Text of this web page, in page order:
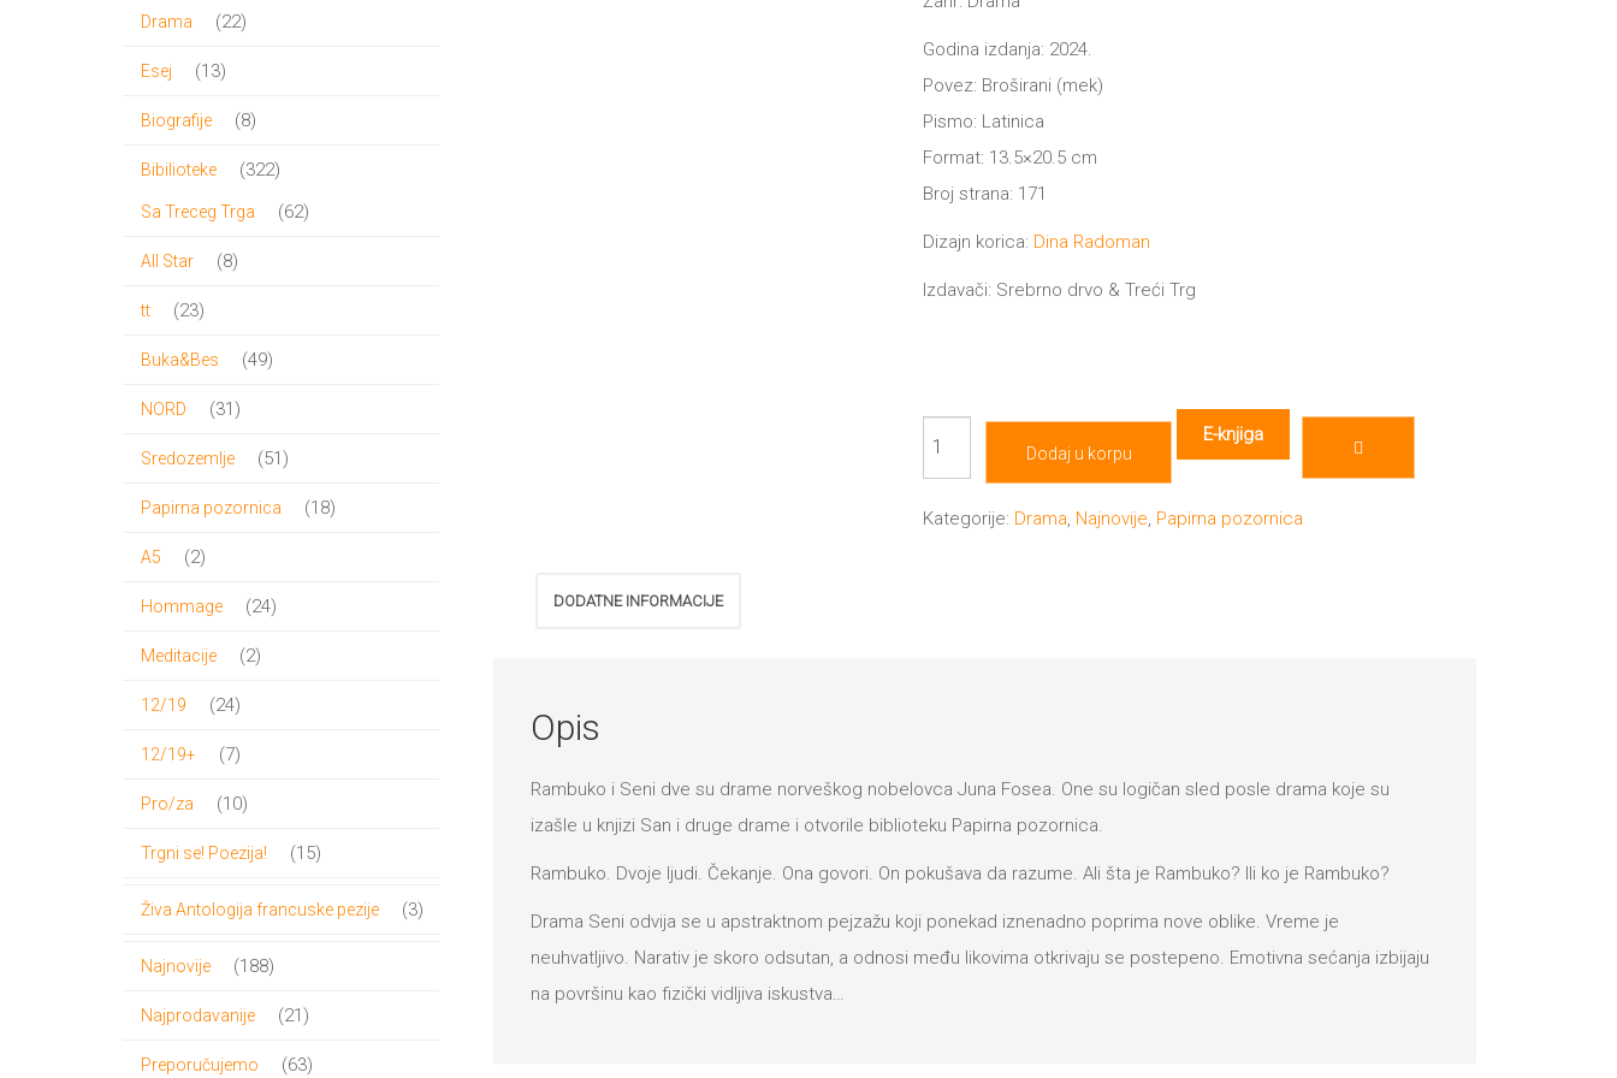
Godina izdanja: 2024.
Povez: Broširani (mek)
Pismo: Latinica
Format: 13.5×20.5 cm
Broj strana: 171
Dizajn korica: Dina Radoman
Izdavači: Srebrno drvo & Treći Trg
Dodaj u korpu
E-knjiga
Kategorije: Drama, Najnovije, Papirna pozornica
DODATNE INFORMACIJE
Opis
Rambuko i Seni dve su drame norveškog nobelovca Juna Fosea. One su logičan sled posle drama koje su
izašle u knjizi San i druge drame i otvorile biblioteku Papirna pozornica.
Rambuko. Dvoje ljudi. Čekanje. Ona govori. On pokušava da razume. Ali šta je Rambuko? Ili ko je Rambuko?
Drama Seni odvija se u apstraktnom pejzažu koji ponekad iznenadno poprima nove oblike. Vreme je
neuhvatljivo. Narativ je skoro odsutan, a odnosi među likovima otkrivaju se postepeno. Emotivna sećanja izbijaju
na površinu kao fizički vidljiva iskustva…
Drama 2222
Esej 1313
Biografije 88
Bibilioteke 322322
proizvoda
Sa Treceg Trga 6262
All Star 88
tt 2323
Buka&Bes 4949
NORD 3131
Sredozemlje 5151
Papirna pozornica 1818
A5 22
Hommage 2424
Meditacije 22
12/19 2424
12/19+ 77
Pro/za 1010
Trgni se! Poezija! 1515
Živa Antologija francuske pezije 33
Najnovije 188188
Najprodavanije 2121
Preporučujemo 6363